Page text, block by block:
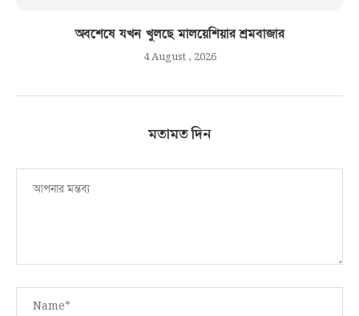
অবশেষে যখন খুলছে মালয়েশিয়ার শ্রমবাজার
4 August , 2026
মতামত দিন